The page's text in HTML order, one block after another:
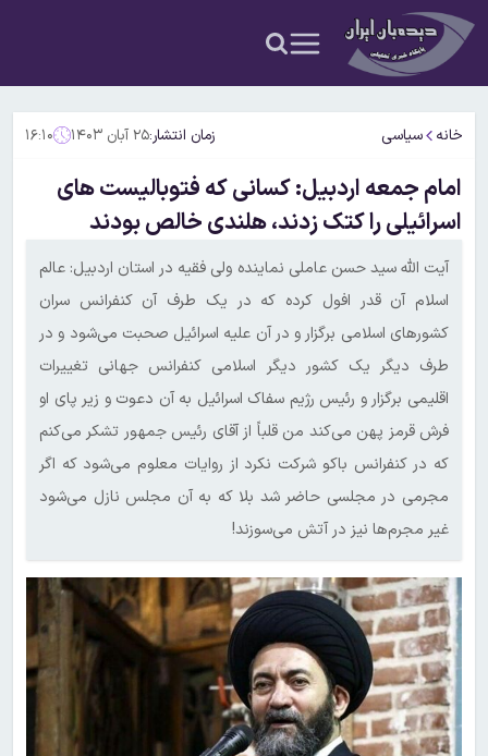
خانه سیاسی زمان انتشار:۲۵ آبان ۱۴۰۳ ۱۶:۱۰
امام جمعه اردبیل: کسانی که فتوبالیست های
اسرائیلی را کتک زدند، هلندی خالص بودند
آیت الله سید حسن عاملی نماینده ولی فقیه در استان اردبیل: عالم
اسلام آن قدر افول کرده که در یک طرف آن کنفرانس سران
کشورهای اسلامی برگزار و در آن علیه اسرائیل صحبت می‌شود و در
طرف دیگر یک کشور دیگر اسلامی کنفرانس جهانی تغییرات
اقلیمی برگزار و رئیس رژیم سفاک اسرائیل به آن دعوت و زیر پای او
فرش قرمز پهن می‌کند من قلباً از آقای رئیس جمهور تشکر می‌کنم
که در کنفرانس باکو شرکت نکرد از روایات معلوم می‌شود که اگر
مجرمی در مجلسی حاضر شد بلا که به آن مجلس نازل می‌شود
غیر مجرم‌ها نیز در آتش می‌سوزند!